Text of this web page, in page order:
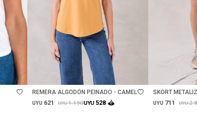
REMERA ALGODÓN PEINADO - CAMEL
UYU 621 UYU1.190UYU 528
SKORT
UYU 711 UYU